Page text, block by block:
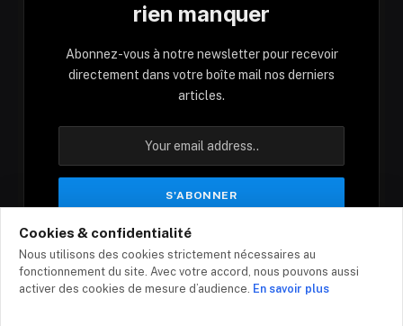
rien manquer
Abonnez-vous à notre newsletter pour recevoir
directement dans votre boîte mail nos derniers
articles.
En vous inscrivant, vous acceptez nos conditions
et notre politique de confidentialité.
Cookies & confidentialité
Nous utilisons des cookies strictement nécessaires au
fonctionnement du site. Avec votre accord, nous pouvons aussi
activer des cookies de mesure d’audience. En savoir plus